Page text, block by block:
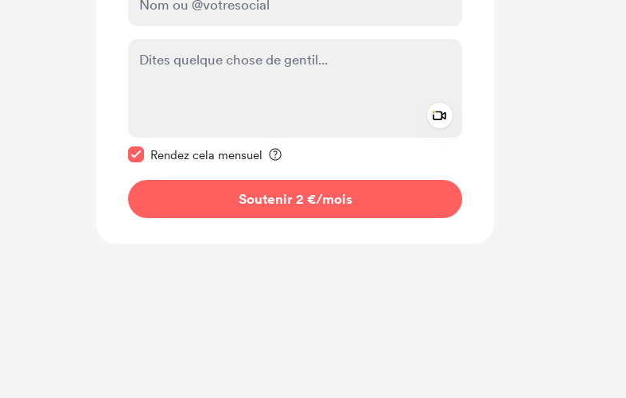
Rendez cela mensuel
Soutenir 2 €/mois